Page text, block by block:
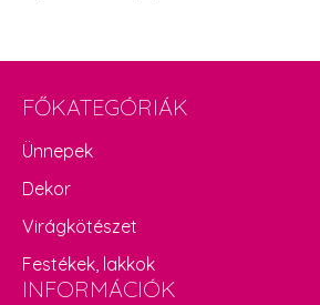
FŐKATEGÓRIÁK
Ünnepek
Dekor
Virágkötészet
Festékek, lakkok
INFORMÁCIÓK